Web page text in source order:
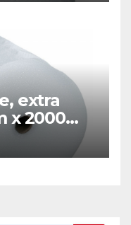
extra
x 2000
2-Schicht-